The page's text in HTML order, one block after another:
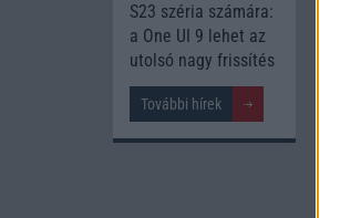
S23 széria számára:
a One UI 9 lehet az
utolsó nagy frissítés
További hírek